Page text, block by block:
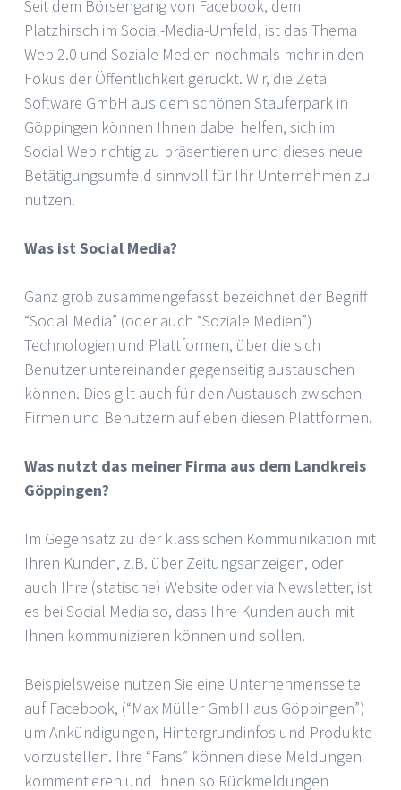
Seit dem Börsengang von Facebook, dem
Platzhirsch im Social-Media-Umfeld, ist das Thema
Web 2.0 und Soziale Medien nochmals mehr in den
Fokus der Öffentlichkeit gerückt. Wir, die Zeta
Software GmbH aus dem schönen Stauferpark in
Göppingen können Ihnen dabei helfen, sich im
Social Web richtig zu präsentieren und dieses neue
Betätigungsumfeld sinnvoll für Ihr Unternehmen zu
nutzen.
Was ist Social Media?
Ganz grob zusammengefasst bezeichnet der Begriff
“Social Media” (oder auch “Soziale Medien”)
Technologien und Plattformen, über die sich
Benutzer untereinander gegenseitig austauschen
können. Dies gilt auch für den Austausch zwischen
Firmen und Benutzern auf eben diesen Plattformen.
Was nutzt das meiner Firma aus dem Landkreis
Göppingen?
Im Gegensatz zu der klassischen Kommunikation mit
Ihren Kunden, z.B. über Zeitungsanzeigen, oder
auch Ihre (statische) Website oder via Newsletter, ist
es bei Social Media so, dass Ihre Kunden auch mit
Ihnen kommunizieren können und sollen.
Beispielsweise nutzen Sie eine Unternehmensseite
auf Facebook, (“Max Müller GmbH aus Göppingen”)
um Ankündigungen, Hintergrundinfos und Produkte
vorzustellen. Ihre “Fans” können diese Meldungen
kommentieren und Ihnen so Rückmeldungen